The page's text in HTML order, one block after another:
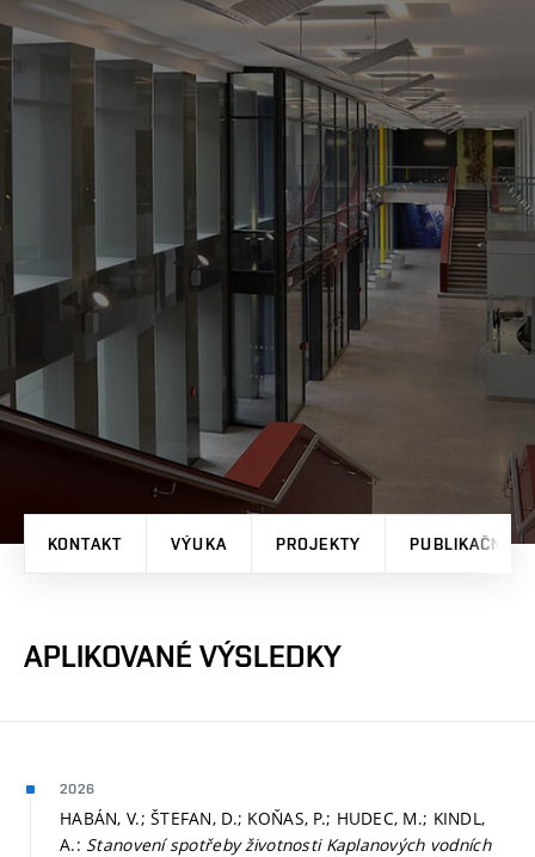
KONTAKT VÝUKA PROJEKTY PUBLIKAČNÍ
APLIKOVANÉ VÝSLEDKY
2026
HABÁN, V.; ŠTEFAN, D.; KOŇAS, P.; HUDEC, M.; KINDL,
A.: Stanovení spotřeby životnosti Kaplanových vodních